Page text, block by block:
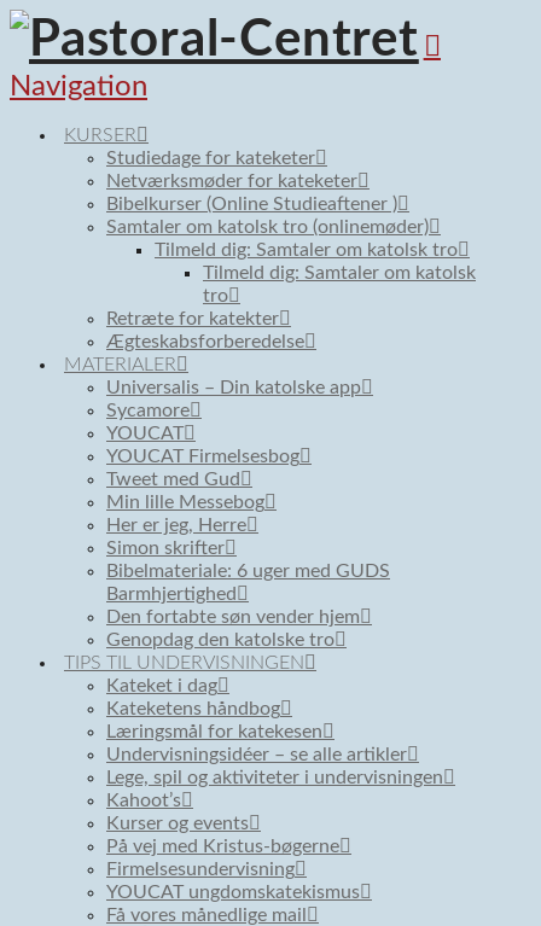
Navigation
KURSER
Studiedage for kateketer
Netværksmøder for kateketer
Bibelkurser (Online Studieaftener )
Samtaler om katolsk tro (onlinemøder)
Tilmeld dig: Samtaler om katolsk tro
Tilmeld dig: Samtaler om katolsk
tro
Retræte for katekter
Ægteskabsforberedelse
MATERIALER
Universalis – Din katolske app
Sycamore
YOUCAT
YOUCAT Firmelsesbog
Tweet med Gud
Min lille Messebog
Her er jeg, Herre
Simon skrifter
Bibelmateriale: 6 uger med GUDS
Barmhjertighed
Den fortabte søn vender hjem
Genopdag den katolske tro
TIPS TIL UNDERVISNINGEN
Kateket i dag
Kateketens håndbog
Læringsmål for katekesen
Undervisningsidéer – se alle artikler
Lege, spil og aktiviteter i undervisningen
Kahoot’s
Kurser og events
På vej med Kristus-bøgerne
Firmelsesundervisning
YOUCAT ungdomskatekismus
Få vores månedlige mail